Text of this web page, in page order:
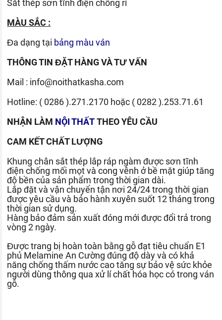
Sắt thép sơn tĩnh điện chống rỉ
MÀU SẮC :
Đa dạng tại bảng màu ván
THÔNG TIN ĐẶT HÀNG VÀ TƯ VẤN
Mail : info@noithatkasha.com
Hotline: ( 0286 ).271.2170 hoặc ( 0282 ).253.71.61
NHẬN LÀM NỘI THẤTTHEO YÊU CẦU
CAM KẾT CHẤT LƯỢNG
Khung chân sắt thép lắp ráp ngàm được sơn tĩnh
điện chống mối mọt và cong vênh ở bề mặt giúp tăng
độ bền của sản phẩm trong thời gian dài.
Lắp đặt và vận chuyển tận nơi 24/24 trong thời gian
được yêu cầu và bảo hành xuyên suốt 12 tháng trong
thời gian sử dụng.
Hàng bảo đảm sản xuất đóng mới được đổi trả trong
vòng 2 ngày.
Được trang bị hoàn toàn bằng gỗ đạt tiêu chuẩn E1
phủ Melamine An Cường đúng độ dày và có khả
năng chống thấm nước cao tăng sự bảo vệ sức khỏe
người dùng thông qua xử lí chất hóa học có trong ván
gỗ.